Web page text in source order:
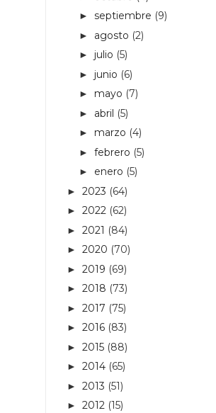
► septiembre (9)
► agosto (2)
► julio (5)
► junio (6)
► mayo (7)
► abril (5)
► marzo (4)
► febrero (5)
► enero (5)
► 2023 (64)
► 2022 (62)
► 2021 (84)
► 2020 (70)
► 2019 (69)
► 2018 (73)
► 2017 (75)
► 2016 (83)
► 2015 (88)
► 2014 (65)
► 2013 (51)
► 2012 (15)